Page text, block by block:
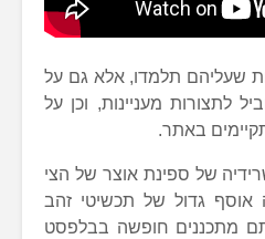
שעליהם תלמדו, אלא גם על
לתצורות מעניינות, וכן על
באתר.
של ספינת אוצר של הצי
גדול של תכשיטי זהב
מתכננים חופשה בבלפסט